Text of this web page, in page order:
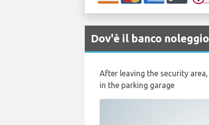
Dov'è il banco
After leaving the security
in the parking garage